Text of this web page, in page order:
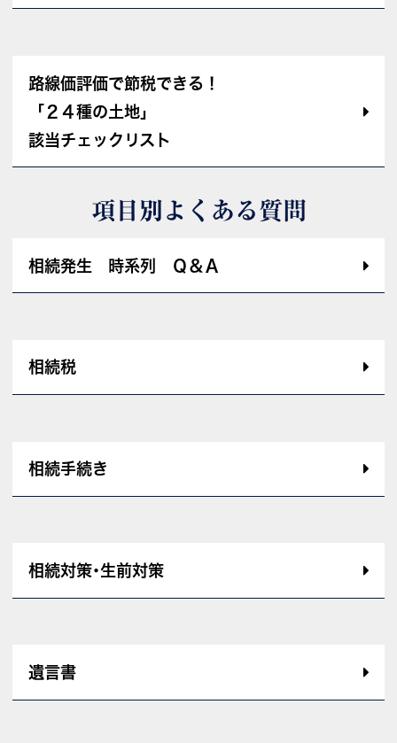
路線価評価で節税できる！
「２４種の土地」
該当チェックリスト
項目別よくある質問
相続発生 時系列 Ｑ＆Ａ
相続税
相続手続き
相続対策･生前対策
遺言書